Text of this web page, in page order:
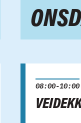
08:00-10:00